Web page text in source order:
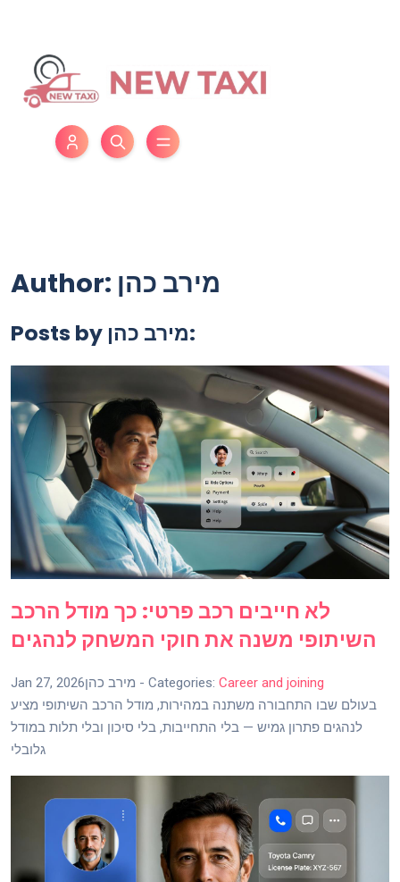
Author: מירב כהן
Posts by מירב כהן:
לא חייבים רכב פרטי: כך מודל הרכב
השיתופי משנה את חוקי המשחק לנהגים
Jan 27, 2026מירב כהן - Categories: Career and joining
בעולם שבו התחבורה משתנה במהירות, מודל הרכב השיתופי מציע
לנהגים פתרון גמיש — בלי התחייבות, בלי סיכון ובלי תלות במודל
גלובלי